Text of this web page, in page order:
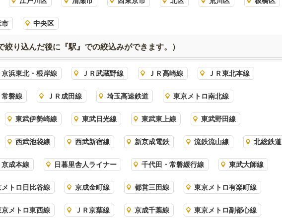
市 中央区
絞り込んだ後に『駅』での絞込みができます。）
京浜東北・根岸線 ＪＲ武蔵野線 ＪＲ高崎線 ＪＲ東北本線
常磐線 ＪＲ成田線 埼玉高速鉄道 東京メトロ南北線
東武伊勢崎線 東武日光線 東武東上線 東武野田線
西武池袋線 西武新宿線 新京成電鉄 流鉄流山線 北総鉄道
京成本線 日暮里舎人ライナー 千代田・常磐緩行線 東武大師線
メトロ日比谷線 京成金町線 都営三田線 東京メトロ有楽町線
京メトロ東西線 ＪＲ京葉線 京成千葉線 東京メトロ副都心線